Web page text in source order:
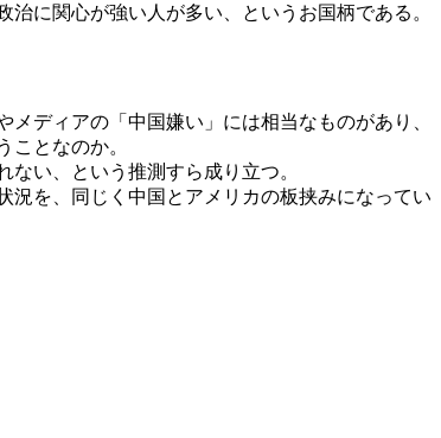
に関心が強い人が多い、というお国柄である。
ディアの「中国嫌い」には相当なものがあり、
となのか。
い、という推測すら成り立つ。
を、同じく中国とアメリカの板挟みになってい